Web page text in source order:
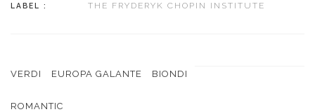
LABEL : THE FRYDERYK CHOPIN INSTITUTE
VERDI EUROPA GALANTE BIONDI
ROMANTIC